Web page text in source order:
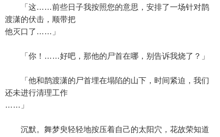
「这……前些日子我按照您的意思，安排了一场针对鹊
渡潇的伏击，顺带把
他灭口了……」
「你！……好吧，那他的尸首在哪，别告诉我烧了？」
「他和鹊渡潇的尸首埋在塌陷的山下，时间紧迫，我们
还未进行清理工作
……」
沉默。舞梦臾轻轻地按压着自己的太阳穴，花故荣知道